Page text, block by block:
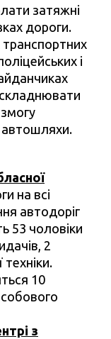
затяжні
дороги.
транспортних
і
на всі
автодоріг
53 чоловіки
2
10
з